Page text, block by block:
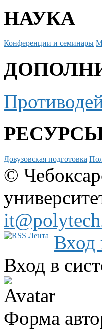
НАУКА
Конференции и семинары
Довузовская подготовка
©
Вход
Вход в
Форма